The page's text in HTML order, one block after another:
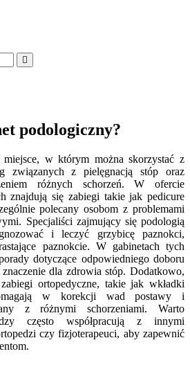
podologiczny?
w którym można skorzystać z
związanych z pielęgnacją stóp oraz
różnych schorzeń. W ofercie
znajdują się zabiegi takie jak pedicure
polecany osobom z problemami
Specjaliści zajmujący się podologią
i leczyć grzybicę paznokci,
paznokcie. W gabinetach tych
dotyczące odpowiedniego doboru
dla zdrowia stóp. Dodatkowo,
ortopedyczne, takie jak wkładki
w korekcji wad postawy i
z różnymi schorzeniami. Warto
często współpracują z innymi
czy fizjoterapeuci, aby zapewnić